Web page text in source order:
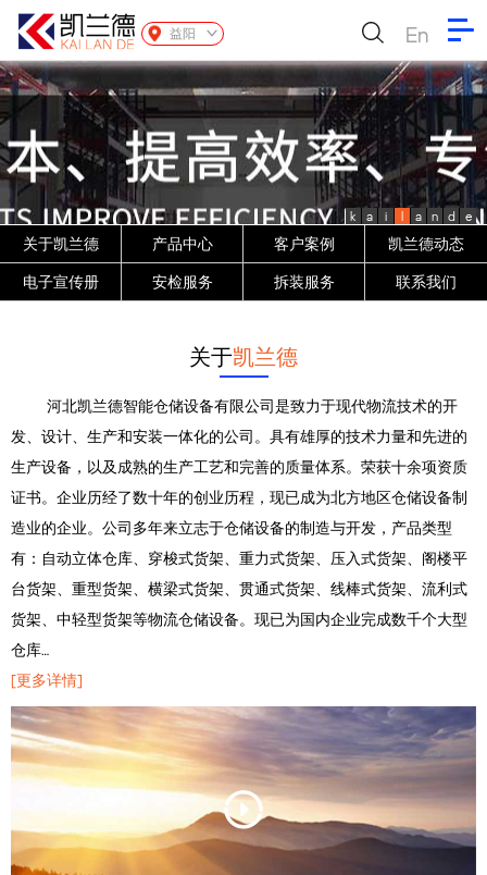
益阳 En
k a i l a n d e
关于凯兰德 产品中心 客户案例 凯兰德动态
电子宣传册 安检服务 拆装服务 联系我们
关于凯兰德
河北凯兰德智能仓储设备有限公司是致力于现代物流技术的开
发、设计、生产和安装一体化的公司。具有雄厚的技术力量和先进的
生产设备，以及成熟的生产工艺和完善的质量体系。荣获十余项资质
证书。企业历经了数十年的创业历程，现已成为北方地区仓储设备制
造业的企业。公司多年来立志于仓储设备的制造与开发，产品类型
有：自动立体仓库、穿梭式货架、重力式货架、压入式货架、阁楼平
台货架、重型货架、横梁式货架、贯通式货架、线棒式货架、流利式
货架、中轻型货架等物流仓储设备。现已为国内企业完成数千个大型
仓库…
[更多详情]